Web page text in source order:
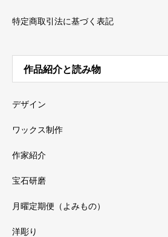
特定商取引法に基づく表記
作品紹介と読み物
デザイン
ワックス制作
作家紹介
宝石研磨
月曜定期便（よみもの）
洋彫り